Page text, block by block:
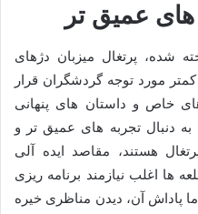
عمیق تر
شده، پرتغال میزبان دژهای
مورد توجه گردشگران قرار
خاص و داستان های پنهانی
به دنبال تجربه های عمیق تر و
هستند، مقاصد ایده آلی
ها اغلب نیازمند برنامه ریزی
پاداش آن، دیدن مناظری خیره